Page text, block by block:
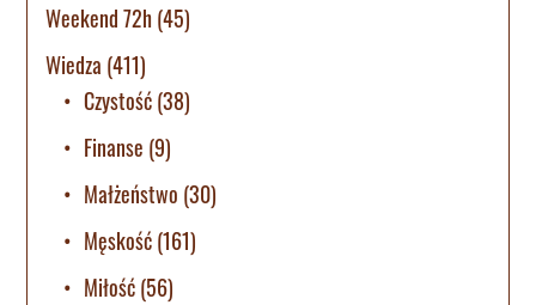
Weekend 72h(45)
Wiedza (411)
Czystość(38)
Finanse (9)
Małżeństwo (30)
Męskość(161)
Miłość(56)